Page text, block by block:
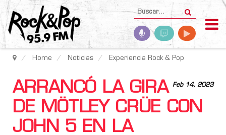
Home Noticias Experiencia Rock & Pop
Feb 14, 2023
ARRANCÓ LA GIRA
DE MÖTLEY CRÜE CON
JOHN 5 EN LA